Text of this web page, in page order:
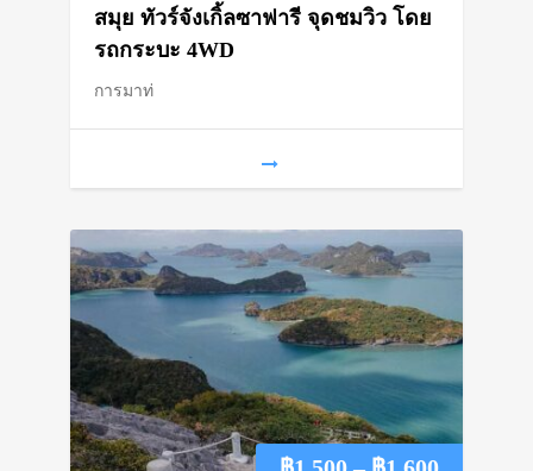
สมุย ทัวร์จังเกิ้ลซาฟารี จุดชมวิว โดย
รถกระบะ 4WD
การมาท่